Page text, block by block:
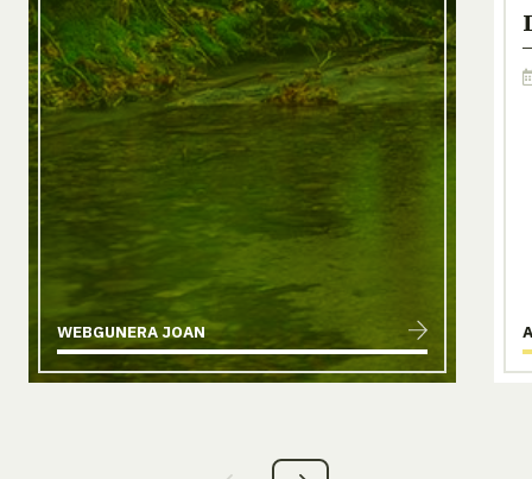
WEBGUNERA JOAN